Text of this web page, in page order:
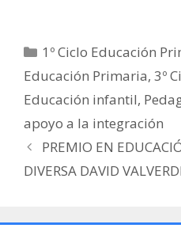
1º Ciclo Educación
Educación Primaria, 3º
Educación infantil,
apoyo a la integración
PREMIO EN
DIVERSA DAVID